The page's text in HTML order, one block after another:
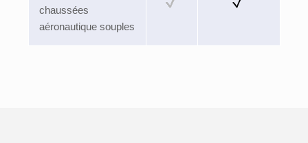
chaussées
aéronautique souples